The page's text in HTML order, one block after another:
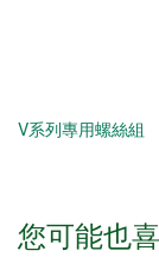
V系列專用螺絲組
您可能也